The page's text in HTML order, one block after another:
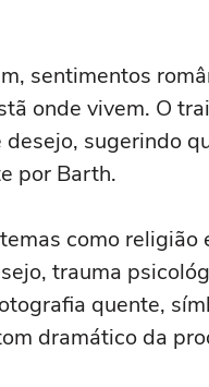
sentimentos
onde vivem. O
sugerindo
por Barth.
como religião
trauma
quente,
dramático da